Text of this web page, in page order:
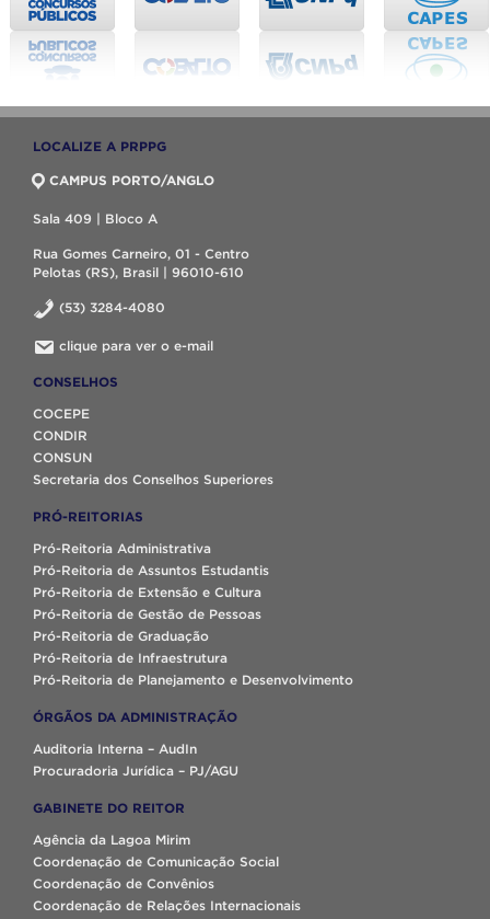
LOCALIZE A PRPPG
CAMPUS PORTO/ANGLO
Sala 409 | Bloco A
Rua Gomes Carneiro, 01 - Centro
Pelotas (RS), Brasil | 96010-610
(53) 3284-4080
clique para ver o e-mail
CONSELHOS
COCEPE
CONDIR
CONSUN
Secretaria dos Conselhos Superiores
PRÓ-REITORIAS
Pró-Reitoria Administrativa
Pró-Reitoria de Assuntos Estudantis
Pró-Reitoria de Extensão e Cultura
Pró-Reitoria de Gestão de Pessoas
Pró-Reitoria de Graduação
Pró-Reitoria de Infraestrutura
Pró-Reitoria de Planejamento e Desenvolvimento
ÓRGÃOS DA ADMINISTRAÇÃO
Auditoria Interna – AudIn
Procuradoria Jurídica – PJ/AGU
GABINETE DO REITOR
Agência da Lagoa Mirim
Coordenação de Comunicação Social
Coordenação de Convênios
Coordenação de Relações Internacionais